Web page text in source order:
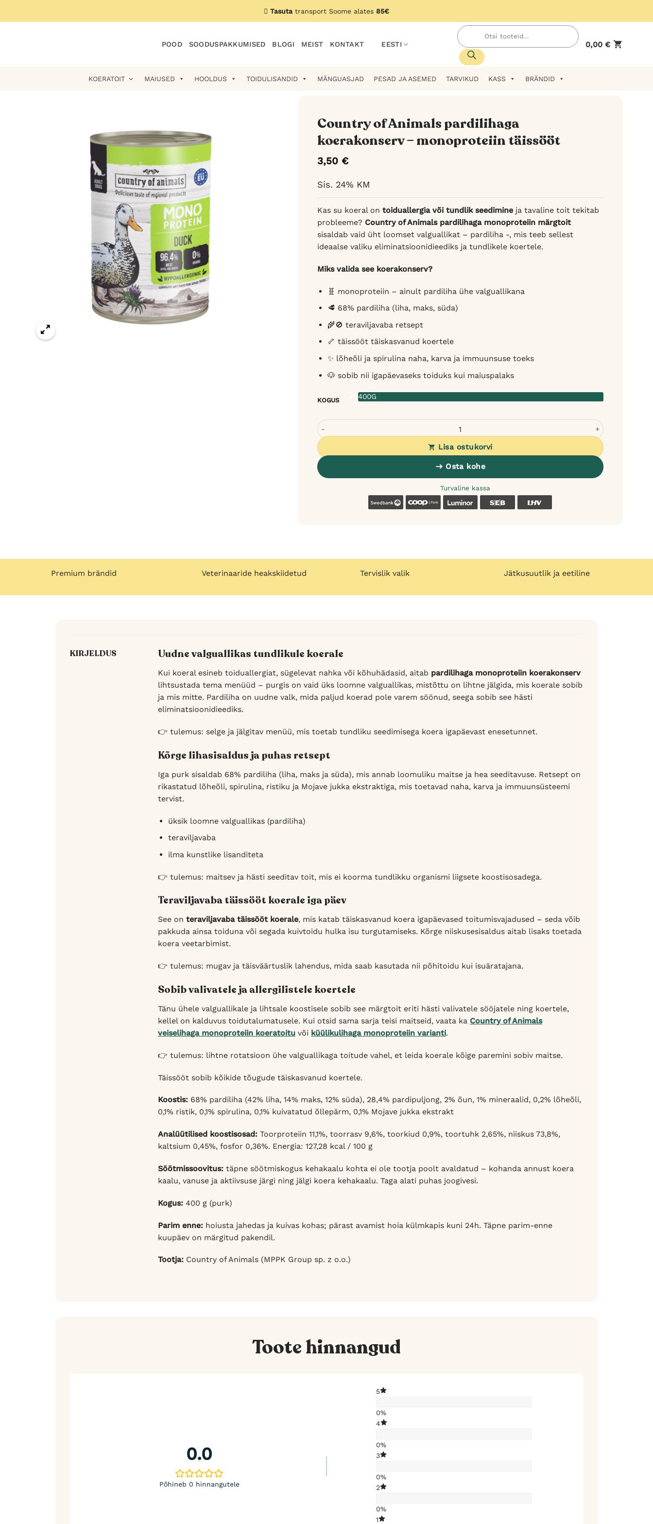
Tasutatransport Soome alates 85€
POOD SOODUSPAKKUMISED BLOGI MEIST KONTAKT EESTI
Products
search
0,00€
KOERATOIT MAIUSED HOOLDUS TOIDULISANDID MÄNGUASJAD PESAD JA ASEMED TARVIKUD KASS BRÄNDID
Country of Animals pardilihaga
koerakonserv – monoproteiin täissööt
3,50 €
Sis. 24% KM
Kas su koeral on toiduallergia või tundlik seedimineja tavaline toit tekitab
probleeme? Country of Animals pardilihaga monoproteiin märgtoit
sisaldab vaid üht loomset valguallikat – pardiliha -, mis teeb sellest
ideaalse valiku eliminatsioonidieediks ja tundlikele koertele.
Miks valida see koerakonserv?
🧬 monoproteiin – ainult pardiliha ühe valguallikana
🥩 68% pardiliha (liha, maks, süda)
🌾🚫 teraviljavaba retsept
🦴 täissööt täiskasvanud koertele
✨ lõheõli ja spirulina naha, karva ja immuunsuse toeks
🐶 sobib nii igapäevaseks toiduks kui maiuspalaks
KOGUS 400G
Country of Animals pardilihaga koerakonserv - monoproteiin täissööt kogus
Lisa ostukorvi
Osta kohe
Turvaline kassa
SwedbankCoop Luminor
Premium brändid Veterinaaride heakskiidetud Tervislik valik Jätkusuutlik ja eetiline
KIRJELDUS Uudne valguallikas tundlikule koerale
Kui koeral esineb toiduallergiat, sügelevat nahka või kõhuhädasid, aitab pardilihaga monoproteiin koerakonserv
lihtsustada tema menüüd – purgis on vaid üks loomne valguallikas, mistõttu on lihtne jälgida, mis koerale sobib
ja mis mitte. Pardiliha on uudne valk, mida paljud koerad pole varem söönud, seega sobib see hästi
eliminatsioonidieediks.
👉 tulemus: selge ja jälgitav menüü, mis toetab tundliku seedimisega koera igapäevast enesetunnet.
Kõrge lihasisaldus ja puhas retsept
Iga purk sisaldab 68% pardiliha (liha, maks ja süda), mis annab loomuliku maitse ja hea seeditavuse. Retsept on
rikastatud lõheõli, spirulina, ristiku ja Mojave jukka ekstraktiga, mis toetavad naha, karva ja immuunsüsteemi
tervist.
üksik loomne valguallikas (pardiliha)
teraviljavaba
ilma kunstlike lisanditeta
👉 tulemus: maitsev ja hästi seeditav toit, mis ei koorma tundlikku organismi liigsete koostisosadega.
Teraviljavaba täissööt koerale iga päev
See onteraviljavaba täissööt koerale, mis katab täiskasvanud koera igapäevased toitumisvajadused – seda võib
pakkuda ainsa toiduna või segada kuivtoidu hulka isu turgutamiseks. Kõrge niiskusesisaldus aitab lisaks toetada
koera veetarbimist.
👉 tulemus: mugav ja täisväärtuslik lahendus, mida saab kasutada nii põhitoidu kui isuäratajana.
Sobib valivatele ja allergilistele koertele
Tänu ühele valguallikale ja lihtsale koostisele sobib see märgtoit eriti hästi valivatele sööjatele ning koertele,
kellel on kalduvus toidutalumatusele. Kui otsid sama sarja teisi maitseid, vaata ka Country of Animals
veiselihaga monoproteiin koeratoitu või küülikulihaga monoproteiin varianti.
👉 tulemus: lihtne rotatsioon ühe valguallikaga toitude vahel, et leida koerale kõige paremini sobiv maitse.
Täissööt sobib kõikide tõugude täiskasvanud koertele.
Koostis: 68% pardiliha (42% liha, 14% maks, 12% süda), 28,4% pardipuljong, 2% õun, 1% mineraalid, 0,2% lõheõli,
0,1% ristik, 0,1% spirulina, 0,1% kuivatatud õllepärm, 0,1% Mojave jukka ekstrakt
Analüütilised koostisosad: Toorproteiin 11,1%, toorrasv 9,6%, toorkiud 0,9%, toortuhk 2,65%, niiskus 73,8%,
kaltsium 0,45%, fosfor 0,36%. Energia: 127,28 kcal / 100 g
Söötmissoovitus: täpne söötmiskogus kehakaalu kohta ei ole tootja poolt avaldatud – kohanda annust koera
kaalu, vanuse ja aktiivsuse järgi ning jälgi koera kehakaalu. Taga alati puhas joogivesi.
Kogus: 400 g (purk)
Parim enne: hoiusta jahedas ja kuivas kohas; pärast avamist hoia külmkapis kuni 24h. Täpne parim-enne
kuupäev on märgitud pakendil.
Tootja: Country of Animals (MPPK Group sp. z o.o.)
Toote hinnangud
0.0
Põhineb 0 hinnangutele
5
0%
4
0%
3
0%
2
0%
1